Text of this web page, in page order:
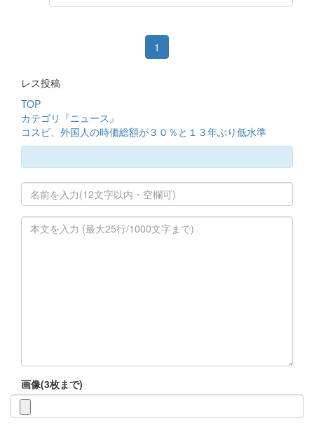
1
レス投稿
TOP
カテゴリ『ニュース』
コスピ、外国人の時価総額が３０％と１３年ぶり低水準
画像(3枚まで)